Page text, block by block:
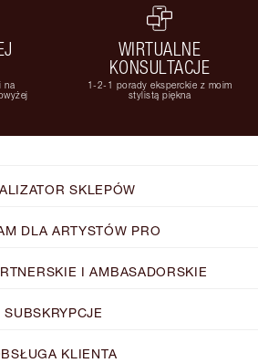
na
WIRTUALNE
KONSULTACJE
1-2-1 porady eksperckie z moim
stylistą piękna
SKLEPÓW
DLA ARTYSTÓW PRO
I AMBASADORSKIE
SUBSKRYPCJE
KLIENTA